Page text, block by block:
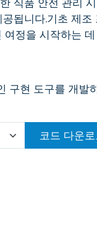
됩니다.기초 제
정을 시작하는
구현 도구를 개발
코드 다운